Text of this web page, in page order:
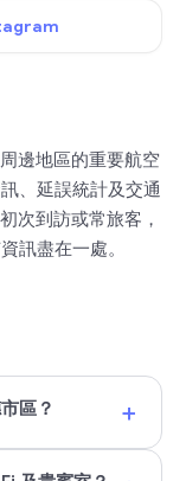
邊地區的重要航空
、延誤統計及交通
次到訪或常旅客，
訊盡在一處。
區？ +